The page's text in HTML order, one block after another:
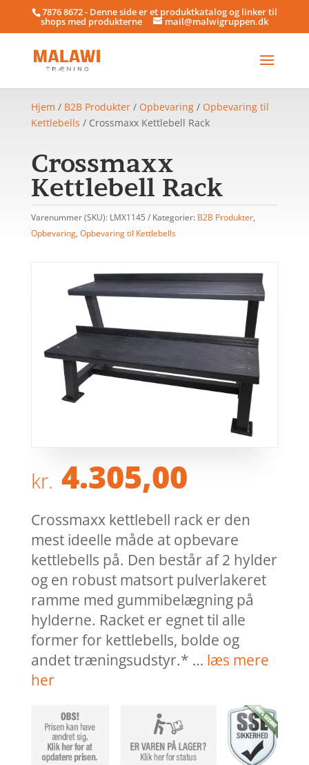
7876 8672 - Denne side er et produktkatalog og linker til
shops med produkterne mail@malwigruppen.dk
Hjem / B2B Produkter/ Opbevaring/ Opbevaring til
Kettlebells / Crossmaxx Kettlebell Rack
Crossmaxx
Kettlebell Rack
Varenummer (SKU): LMX1145 Kategorier: B2B Produkter,
Opbevaring, Opbevaring til Kettlebells
kr. 4.305,00
Crossmaxx kettlebell rack er den
mest ideelle måde at opbevare
kettlebells på. Den består af 2 hylder
og en robust matsort pulverlakeret
ramme med gummibelægning på
hylderne. Racket er egnet til alle
former for kettlebells, bolde og
andet træningsudstyr.* … læs mere
her